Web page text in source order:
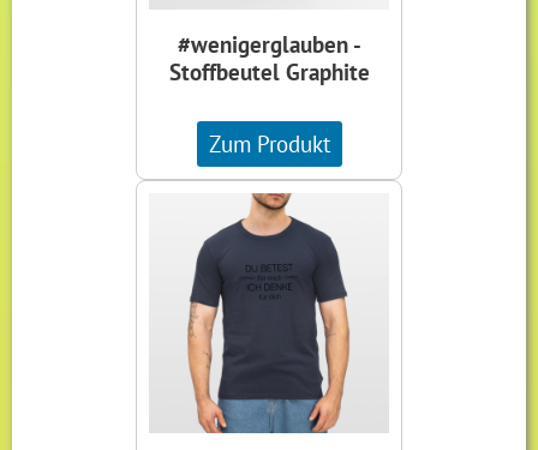
#wenigerglauben -
Stoffbeutel Graphite
Zum Produkt